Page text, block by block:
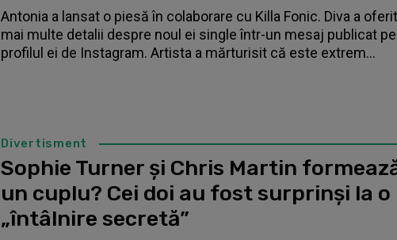
Antonia a lansat o piesă în colaborare cu Killa Fonic. Diva a oferit
mai multe detalii despre noul ei single într-un mesaj publicat pe
profilul ei de Instagram. Artista a mărturisit că este extrem...
Divertisment
Sophie Turner și Chris Martin
un cuplu? Cei doi au fost surprinși la o
„întâlnire secretă”